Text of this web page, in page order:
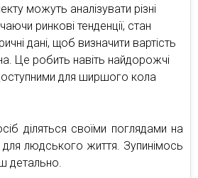
можуть аналізувати різні
ринкові тенденції, стан
дані, щоб визначити вартість
Це робить навіть найдорожчі
для ширшого кола
діляться своїми поглядами на
людського життя. Зупинімось
детально.